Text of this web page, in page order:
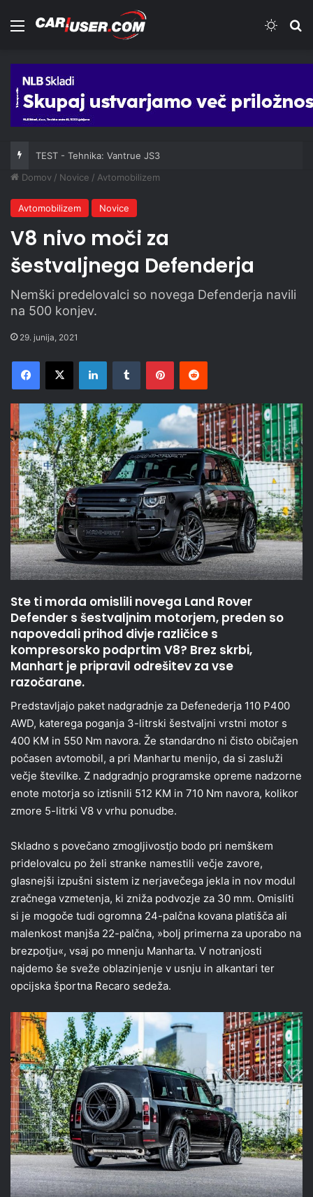
Meni
TEST - Tehnika: Vantrue JS3
Domov / Novice / Avtomobilizem
Avtomobilizem Novice
V8 nivo moči za
šestvaljnega Defenderja
Nemški predelovalci so novega Defenderja navili
na 500 konjev.
29. junija, 2021
Facebook
X LinkedInTumblr PinterestReddit
Ste ti morda omislili novega Land Rover
Defender s šestvaljnim motorjem, preden so
napovedali prihod divje različice s
kompresorsko podprtim V8? Brez skrbi,
Manhart je pripravil odrešitev za vse
razočarane.
Predstavljajo paket nadgradnje za Defenederja 110 P400
AWD, katerega poganja 3-litrski šestvaljni vrstni motor s
400 KM in 550 Nm navora. Že standardno ni čisto običajen
počasen avtomobil, a pri Manhartu menijo, da si zasluži
večje številke. Z nadgradnjo programske opreme nadzorne
enote motorja so iztisnili 512 KM in 710 Nm navora, kolikor
zmore 5-litrki V8 v vrhu ponudbe.
Skladno s povečano zmogljivostjo bodo pri nemškem
pridelovalcu po želi stranke namestili večje zavore,
glasnejši izpušni sistem iz nerjavečega jekla in nov modul
zračnega vzmetenja, ki zniža podvozje za 30 mm. Omisliti
si je mogoče tudi ogromna 24-palčna kovana platišča ali
malenkost manjša 22-palčna, »bolj primerna za uporabo na
brezpotju«, vsaj po mnenju Manharta. V notranjosti
najdemo še sveže oblazinjenje v usnju in alkantari ter
opcijska športna Recaro sedeža.